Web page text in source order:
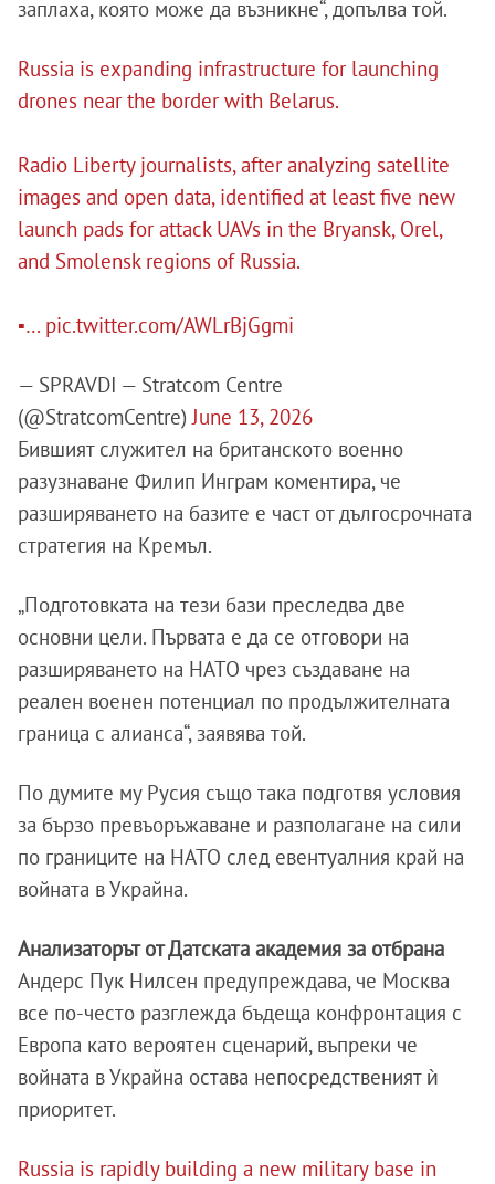
заплаха, която може да възникне“, допълва той.
Russia is expanding infrastructure for launching
drones near the border with Belarus.
Radio Liberty journalists, after analyzing satellite
images and open data, identified at least five new
launch pads for attack UAVs in the Bryansk, Orel,
and Smolensk regions of Russia.
▪️… pic.twitter.com/AWLrBjGgmi
— SPRAVDI — Stratcom Centre
(@StratcomCentre)June 13, 2026
Бившият служител на британското военно
разузнаване Филип Инграм коментира, че
разширяването на базите е част от дългосрочната
стратегия на Кремъл.
„Подготовката на тези бази преследва две
основни цели. Първата е да се отговори на
разширяването на НАТО чрез създаване на
реален военен потенциал по продължителната
граница с алианса“, заявява той.
По думите му Русия също така подготвя условия
за бързо превъоръжаване и разполагане на сили
по границите на НАТО след евентуалния край на
войната в Украйна.
Анализаторът от Датската академия за отбрана
Андерс Пук Нилсен предупреждава, че Москва
все по-често разглежда бъдеща конфронтация с
Европа като вероятен сценарий, въпреки че
войната в Украйна остава непосредственият ѝ
приоритет.
Russia is rapidly building a new military base in